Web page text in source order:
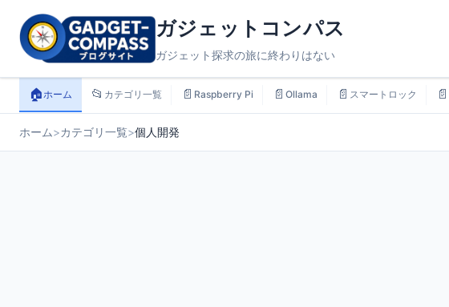
ガジェットコンパス
ガジェット探求の旅に終わりはない
🏠ホーム 📂 カテゴリ一覧 📄 Raspberry Pi 📄 Ollama 📄 スマートロック 📄
ホーム>カテゴリ一覧>個人開発